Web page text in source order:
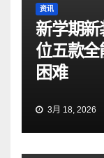
资讯
新学期
位五款
困难
3月 18, 2026